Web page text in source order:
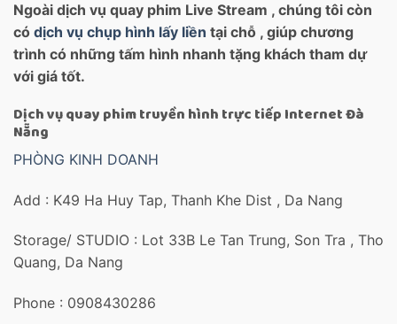
Ngoài dịch vụ quay phim Live Stream , chúng tôi còn
có dịch vụ chụp hình lấy liền tại chỗ , giúp chương
trình có những tấm hình nhanh tặng khách tham dự
với giá tốt.
Dịch vụ quay phim truyền hình trực tiếp Internet Đà
Nẵng
PHÒNG KINH DOANH
Add : K49 Ha Huy Tap, Thanh Khe Dist , Da Nang
Storage/ STUDIO : Lot 33B Le Tan Trung, Son Tra , Tho
Quang, Da Nang
Phone : 0908430286